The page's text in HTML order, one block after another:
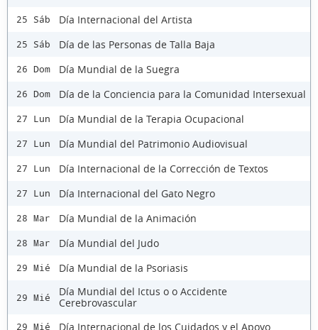
25 Sáb Día Internacional del Artista
25 Sáb Día de las Personas de Talla Baja
26 Dom Día Mundial de la Suegra
26 Dom Día de la Conciencia para la Comunidad Intersexual
27 Lun Día Mundial de la Terapia Ocupacional
27 Lun Día Mundial del Patrimonio Audiovisual
27 Lun Día Internacional de la Corrección de Textos
27 Lun Día Internacional del Gato Negro
28 Mar Día Mundial de la Animación
28 Mar Día Mundial del Judo
29 Mié Día Mundial de la Psoriasis
29 Mié
Día Mundial del Ictus o o Accidente
Cerebrovascular
29 Mié Día Internacional de los Cuidados y el Apoyo